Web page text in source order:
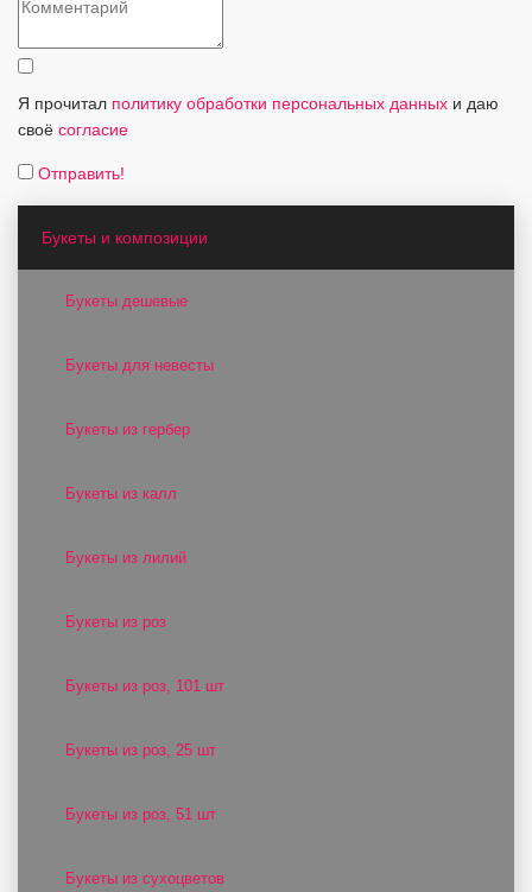
Я прочитал политику обработки персональных данных и даю
своё согласие
Отправить!
Букеты и композиции
Букеты дешевые
Букеты для невесты
Букеты из гербер
Букеты из калл
Букеты из лилий
Букеты из роз
Букеты из роз, 101 шт
Букеты из роз, 25 шт
Букеты из роз, 51 шт
Букеты из сухоцветов